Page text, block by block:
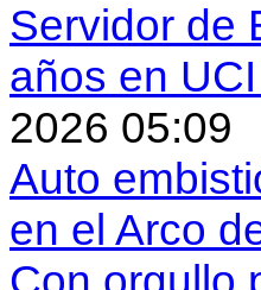
Servidor de
años en
2026 05:09
Auto
en el Arco